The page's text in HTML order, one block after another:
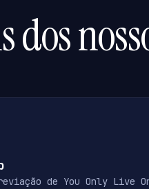
dos
de You Only Live